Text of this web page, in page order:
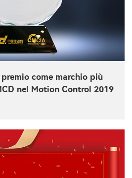
come marchio più
nel Motion Control 2019